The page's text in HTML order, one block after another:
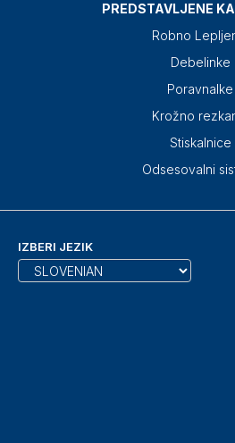
PREDSTAVLJENE
Robno
Debelinke
Poravnalke
Krožno
Stiskalnice
Odsesovalni
IZBERI JEZIK